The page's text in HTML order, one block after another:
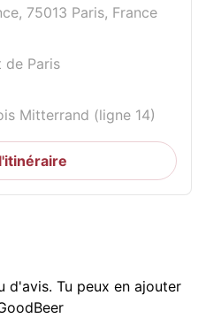
75013 Paris, France
de Paris
Mitterrand (ligne 14)
d'avis. Tu peux en ajouter